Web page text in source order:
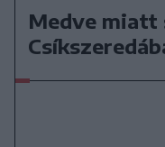
Medve miatt